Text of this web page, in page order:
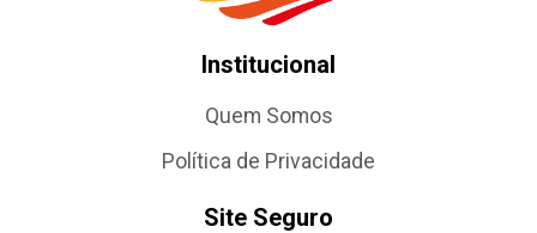
Institucional
Quem Somos
Política de Privacidade
Site Seguro